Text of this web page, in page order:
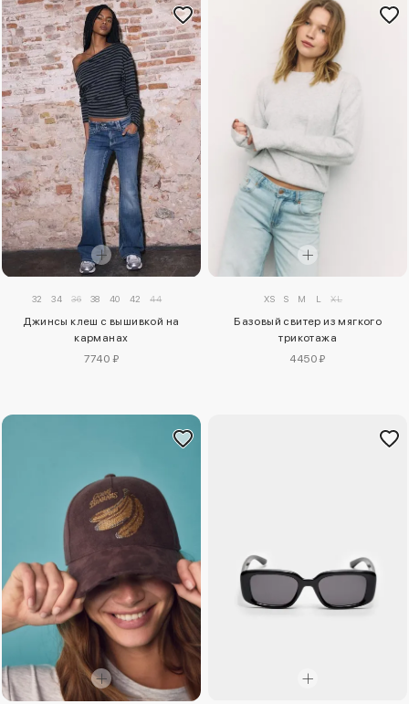
32 34 36 38 40 42 44
Джинсы клеш с вышивкой на
карманах
7740 ₽
XS S M L XL
Базовый свитер из мягкого
трикотажа
4450 ₽